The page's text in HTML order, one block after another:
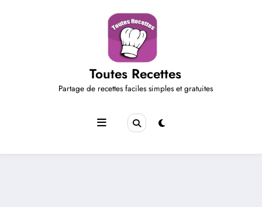
Toutes Recettes
Partage de recettes faciles simples et gratuites